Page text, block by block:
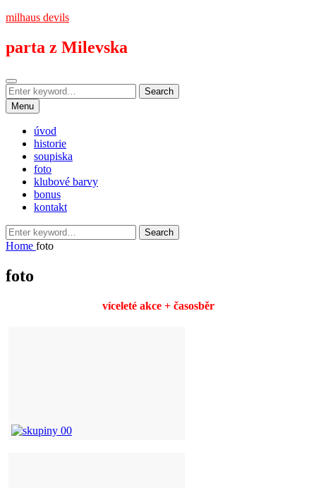
Skip
content
milhaus devils
parta z Milevska
Search
Search
for:
Search
Menu
úvod
historie
soupiska
foto
klubové barvy
bonus
kontakt
Search
for:
Search
Home foto
foto
víceleté akce + časosběr